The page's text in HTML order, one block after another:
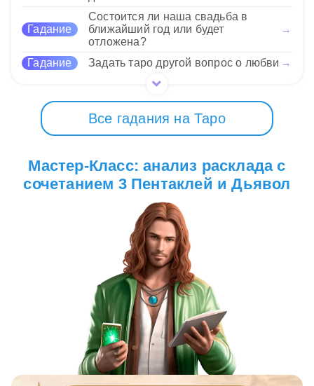
30 Нравится
Гадание
Состоится ли наша свадьба в
ближайший год или будет
отложена?
→
Гадание Задать таро другой вопрос о любви →
Все гадания на Таро
Мастер-Класс: анализ расклада с
сочетанием 3 Пентаклей и Дьявол